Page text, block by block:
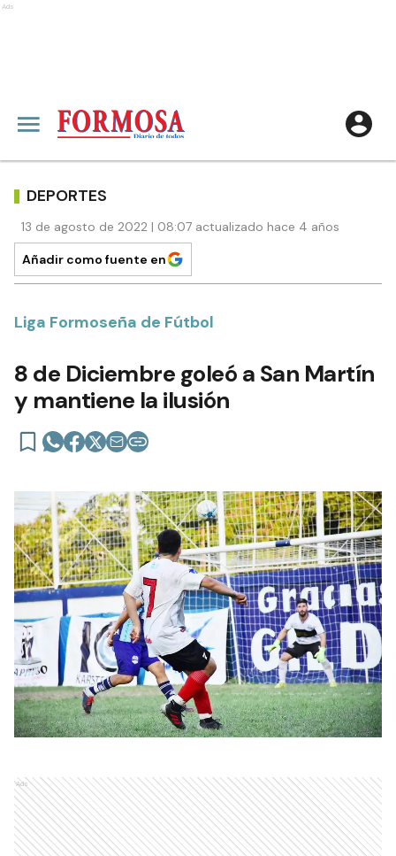
Ads
DEPORTES
13 de agosto de 2022 | 08:07 actualizado hace 4 años
Añadir como fuente en
Liga Formoseña de Fútbol
8 de Diciembre goleó a San Martín
y mantiene la ilusión
Ads